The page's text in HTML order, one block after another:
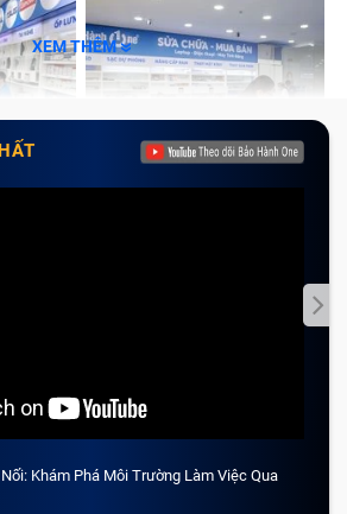
XEM THÊM
Khám Phá Môi Trường Làm Việc Qua